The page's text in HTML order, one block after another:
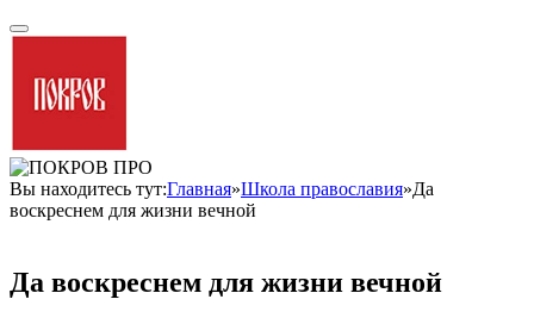
Вы находитесь тут:Главная»Школа православия»Да
воскреснем для жизни вечной
Да воскреснем для жизни вечной